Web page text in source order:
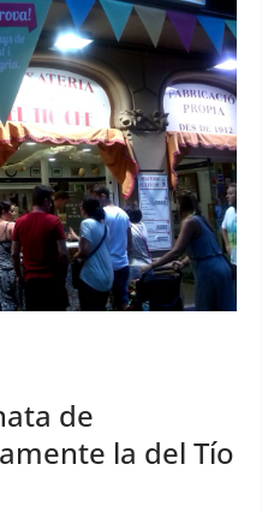
de
la del Tío